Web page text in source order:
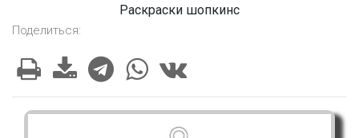
Раскраски шопкинс
Поделиться: